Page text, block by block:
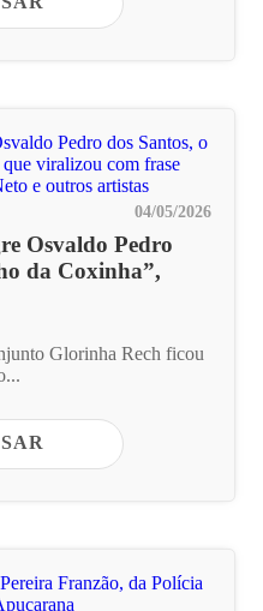
04/05/2026
Osvaldo Pedro
da Coxinha”,
Glorinha Rech ficou